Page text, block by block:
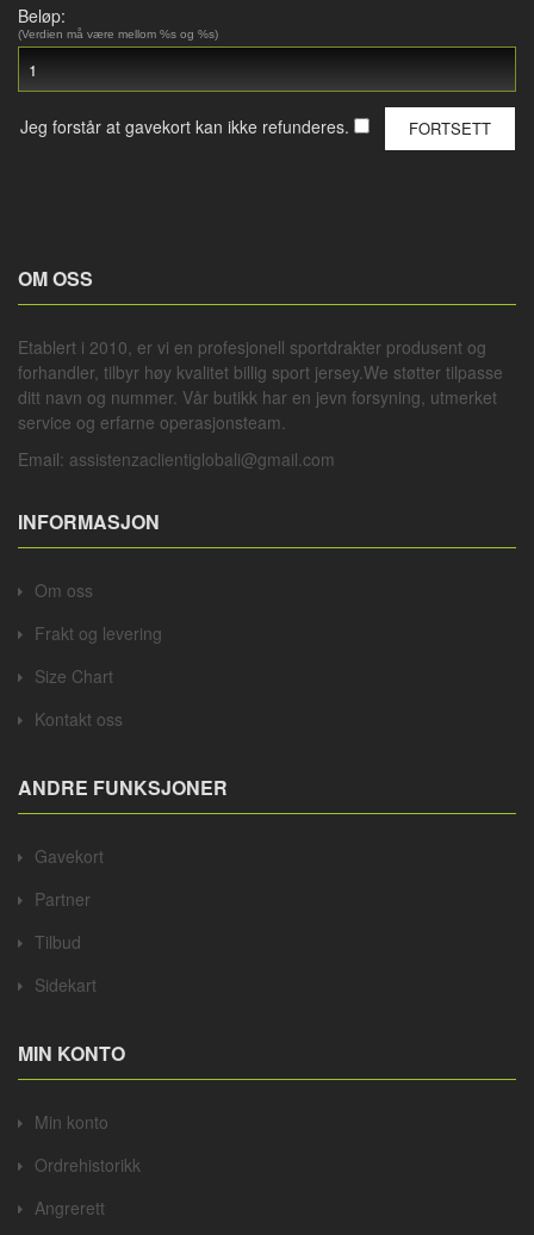
Beløp:
(Verdien må være mellom %s og %s)
Jeg forstår at gavekort kan ikke refunderes.
OM OSS
Etablert i 2010, er vi en profesjonell sportdrakter produsent og
forhandler, tilbyr høy kvalitet billig sport jersey.We støtter tilpasse
ditt navn og nummer. Vår butikk har en jevn forsyning, utmerket
service og erfarne operasjonsteam.
Email: assistenzaclientiglobali@gmail.com
INFORMASJON
Om oss
Frakt og levering
Size Chart
Kontakt oss
ANDRE FUNKSJONER
Gavekort
Partner
Tilbud
Sidekart
MIN KONTO
Min konto
Ordrehistorikk
Angrerett